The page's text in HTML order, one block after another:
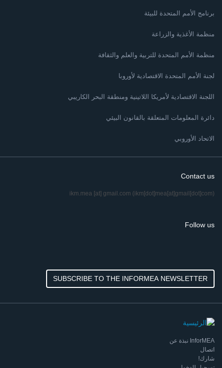
برنامج الأمم المتحدة للبيئة
منظمة الأغذية والزراعة
منظمة الأمم المتحدة للتربية والعلم والثقافة
لجنة الأمم المتحدة الاقتصادية لأوروبا
اللجنة الاقتصادية لأمريكا اللاتينية ومنطقة البحر الكاريبي
دائرة المعلومات المتعلقة بالقانون البيئي
الاتحاد الأوروبي
Contact us
ikm.mea [at] gmail.com (ikm[dot]mea[at]gmail[dot]com)
Follow us
SUBSCRIBE TO THE INFORMEA NEWSLETTER
InforMEA نبذة عن
اتصال
شارك!